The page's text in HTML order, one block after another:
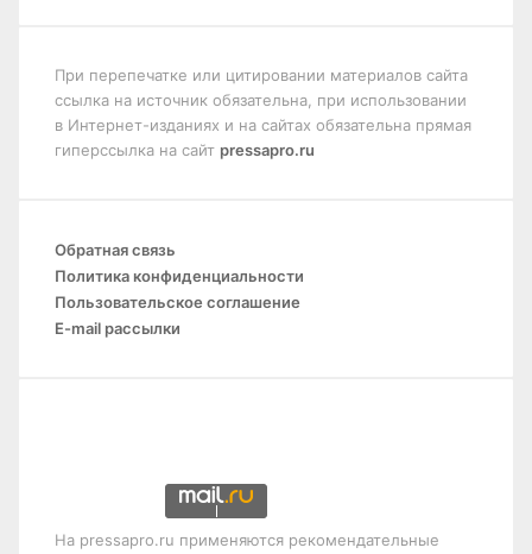
При перепечатке или цитировании материалов сайта
ссылка на источник обязательна, при использовании
в Интернет-изданиях и на сайтах обязательна прямая
гиперссылка на сайт pressapro.ru
Обратная связь
Политика конфиденциальности
Пользовательское соглашение
E-mail рассылки
На pressapro.ru применяются рекомендательные